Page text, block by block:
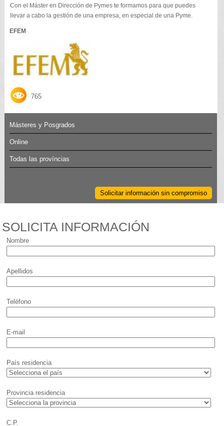
Con el Máster en Dirección de Pymes te formamos para que puedes
llevar a cabo la gestión de una empresa, en especial de una Pyme.
EFEM
765
Másteres y Posgrados
Online
Todas las províncias
Solicitar información sin compromiso
SOLICITA INFORMACIÓN
Nombre
Apellidos
Teléfono
E-mail
País residencia
Provincia residencia
C.P.